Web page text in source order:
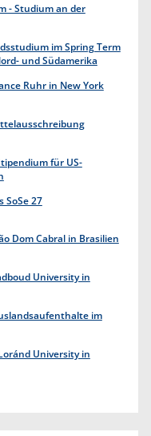
- Studium an der
im Spring Term
und Südamerika
Ruhr in New York
für US-
SoSe 27
Dom Cabral in Brasilien
University in
im
University in